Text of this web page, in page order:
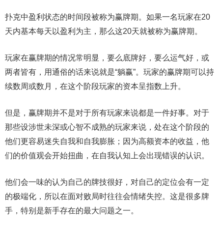
扑克中盈利状态的时间段被称为赢牌期。如果一名玩家在20
天内基本每天以盈利为主，那么这20天就被称为赢牌期。
玩家在赢牌期的情况常明显，要么底牌好，要么运气好，或
两者皆有，用通俗的话来说就是“躺赢”。玩家的赢牌期可以持
续数周或数月，在这个阶段玩家的资本呈指数上升。
但是，赢牌期并不是对于所有玩家来说都是一件好事。对于
那些设涉世未深或心智不成熟的玩家来说，处在这个阶段的
他们更容易迷失自我和自我膨胀；因为高额资本的收益，他
们的价值观会开始扭曲，在自我认知上会出现错误的认识。
他们会一味的认为自己的牌技很好，对自己的定位会有一定
的极端化，所以在面对败局时往往会情绪失控。这是很多牌
手，特别是新手存在的最大问题之一。